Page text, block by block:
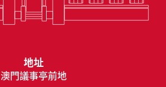
地址
澳門議事亭前地